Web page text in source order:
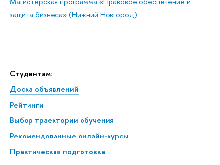
Студентам:
Доска объявлений
Рейтинги
Выбор траектории обучения
Рекомендованные онлайн-курсы
Практическая подготовка
защита бизнеса» (Нижний Новгород)